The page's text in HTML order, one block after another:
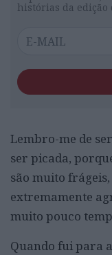
histórias da edição
Lembro-me de
ser picada,
são muito
extremamente
muito pouco
Quando fui para